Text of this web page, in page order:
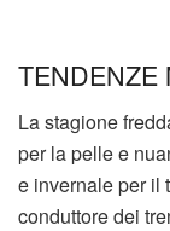
TENDENZE
La stagione
per la pelle e
e invernale per il
conduttore dei